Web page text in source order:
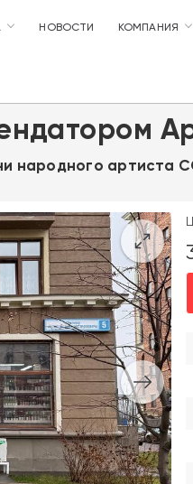
НОВОСТИ КОМПАНИЯ
народного артиста